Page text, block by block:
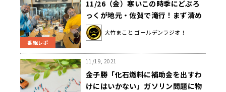
番組レポ
11/26（金）寒いこの時季にどぶろ
っくが地元・佐賀で滝行！まず清め
るのは！？
大竹まこと ゴールデンラジオ！
11/19, 2021
金子勝「化石燃料に補助金を出すわ
けにはいかない」ガソリン問題に物